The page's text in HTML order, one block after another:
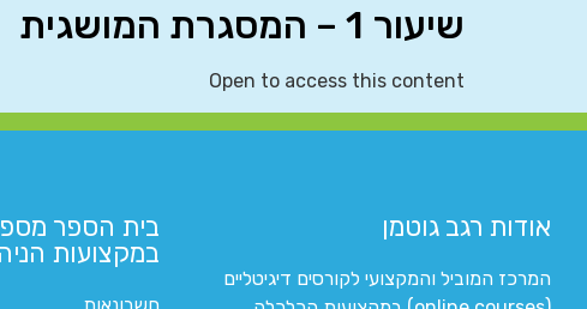
שיעור 1 – המסגרת המושגית
Open to access this content
אודות רגב גוטמן
המרכז המוביל והמקצועי לקורסים דיגיטליים
בית הספר
במקצועות